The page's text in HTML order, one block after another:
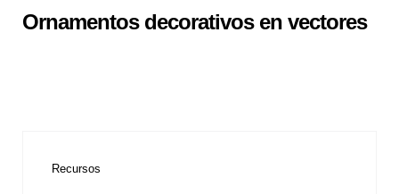
Ornamentos decorativos en vectores
Recursos